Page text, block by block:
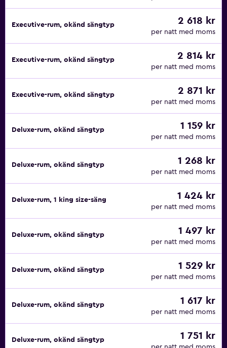
Executive-rum, okänd sängtyp 2 618 kr
per natt med moms
Executive-rum, okänd sängtyp 2 814 kr
per natt med moms
Executive-rum, okänd sängtyp 2 871 kr
per natt med moms
Deluxe-rum, okänd sängtyp 1 159 kr
per natt med moms
Deluxe-rum, okänd sängtyp 1 268 kr
per natt med moms
Deluxe-rum, 1 king size-säng 1 424 kr
per natt med moms
Deluxe-rum, okänd sängtyp 1 497 kr
per natt med moms
Deluxe-rum, okänd sängtyp 1 529 kr
per natt med moms
Deluxe-rum, okänd sängtyp 1 617 kr
per natt med moms
Deluxe-rum, okänd sängtyp 1 751 kr